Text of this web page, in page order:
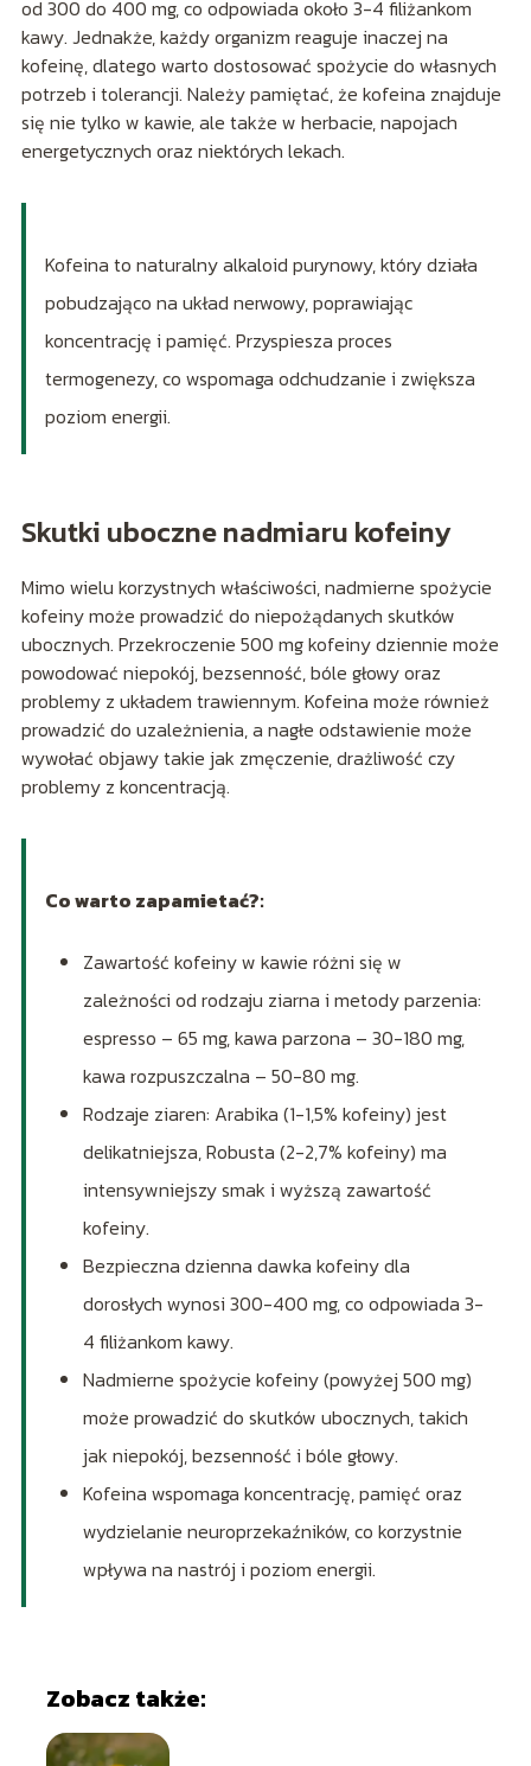
od 300 do 400 mg, co odpowiada około 3-4 filiżankom
kawy. Jednakże, każdy organizm reaguje inaczej na
kofeinę, dlatego warto dostosować spożycie do własnych
potrzeb i tolerancji. Należy pamiętać, że kofeina znajduje
się nie tylko w kawie, ale także w herbacie, napojach
energetycznych oraz niektórych lekach.
Kofeina to naturalny alkaloid purynowy, który działa
pobudzająco na układ nerwowy, poprawiając
koncentrację i pamięć. Przyspiesza proces
termogenezy, co wspomaga odchudzanie i zwiększa
poziom energii.
Skutki uboczne nadmiaru kofeiny
Mimo wielu korzystnych właściwości, nadmierne spożycie
kofeiny może prowadzić do niepożądanych skutków
ubocznych. Przekroczenie 500 mg kofeiny dziennie może
powodować niepokój, bezsenność, bóle głowy oraz
problemy z układem trawiennym. Kofeina może również
prowadzić do uzależnienia, a nagłe odstawienie może
wywołać objawy takie jak zmęczenie, drażliwość czy
problemy z koncentracją.
Co warto zapamietać?:
Zawartość kofeiny w kawie różni się w
zależności od rodzaju ziarna i metody parzenia:
espresso – 65 mg, kawa parzona – 30-180 mg,
kawa rozpuszczalna – 50-80 mg.
Rodzaje ziaren: Arabika (1-1,5% kofeiny) jest
delikatniejsza, Robusta (2-2,7% kofeiny) ma
intensywniejszy smak i wyższą zawartość
kofeiny.
Bezpieczna dzienna dawka kofeiny dla
dorosłych wynosi 300-400 mg, co odpowiada 3-
4 filiżankom kawy.
Nadmierne spożycie kofeiny (powyżej 500 mg)
może prowadzić do skutków ubocznych, takich
jak niepokój, bezsenność i bóle głowy.
Kofeina wspomaga koncentrację, pamięć oraz
wydzielanie neuroprzekaźników, co korzystnie
wpływa na nastrój i poziom energii.
Zobacz także: